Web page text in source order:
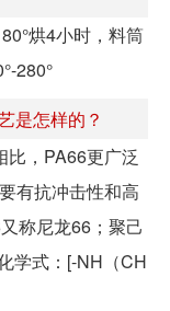
烘4小时，料筒
280°
是怎样的？
比，PA66更广泛
有抗冲击性和高
称尼龙66；聚己
学式：[-NH（CH